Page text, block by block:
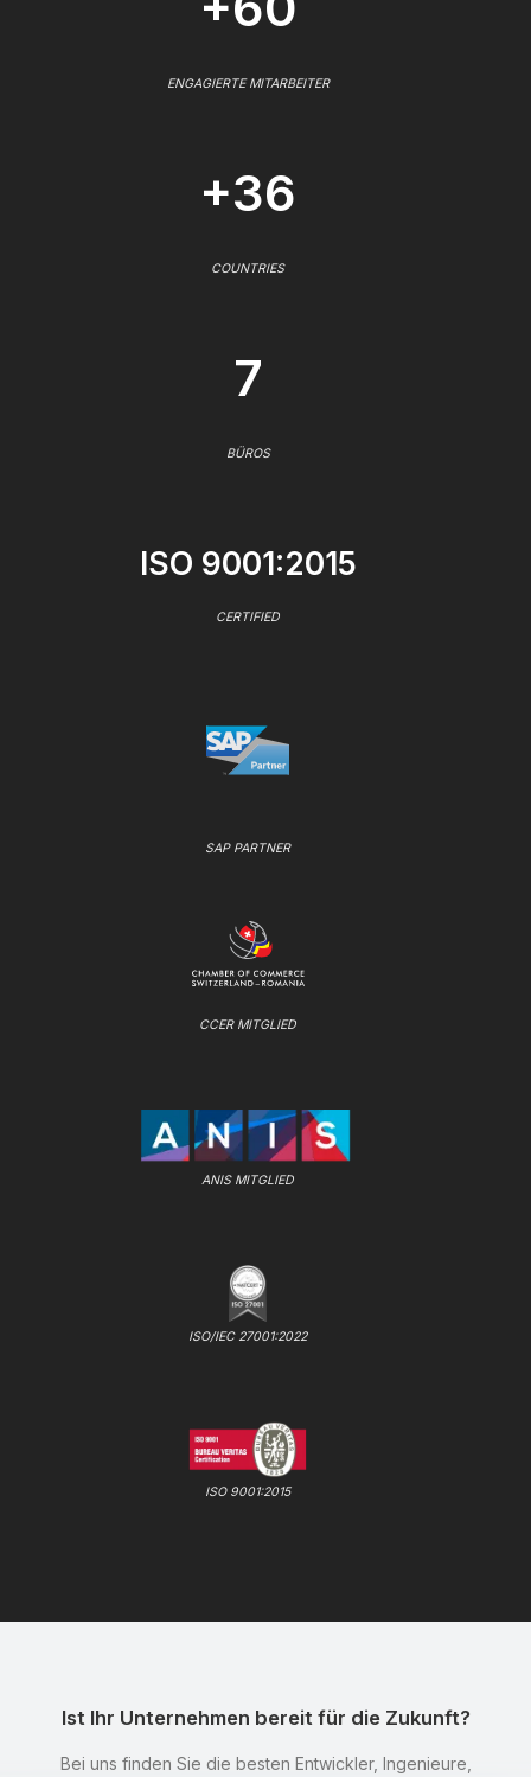
ENGAGIERTE MITARBEITER
+36
COUNTRIES
7
BÜROS
ISO 9001:2015
CERTIFIED
SAP PARTNER
CCER MITGLIED
ANIS MITGLIED
ISO/IEC 27001:2022
ISO 9001:2015
Ist Ihr Unternehmen bereit für die Zukunft?
Bei uns finden Sie die besten Entwickler, Ingenieure,